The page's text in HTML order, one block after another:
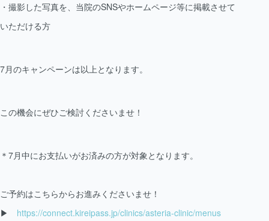
・撮影した写真を、当院のSNSやホームページ等に掲載させて
いただける方
7月のキャンペーンは以上となります。
この機会にぜひご検討くださいませ！
＊7月中にお支払いがお済みの方が対象となります。
ご予約はこちらからお進みくださいませ！
▶︎ https://connect.kireipass.jp/clinics/asteria-clinic/menus